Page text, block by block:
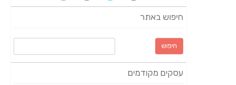
חיפוש באתר
חיפוש:
עסקים מקודמים